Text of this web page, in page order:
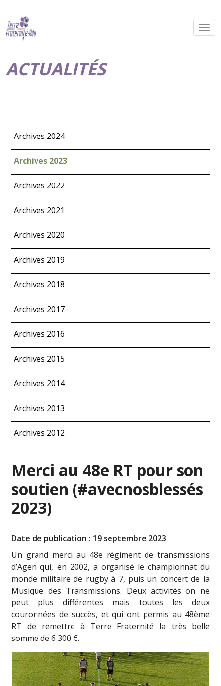
ACTUALITÉS
Archives 2024
Archives 2023
Archives 2022
Archives 2021
Archives 2020
Archives 2019
Archives 2018
Archives 2017
Archives 2016
Archives 2015
Archives 2014
Archives 2013
Archives 2012
Merci au 48e RT pour son
soutien (#avecnosblessés
2023)
Date de publication : 19 septembre 2023
Un grand merci au 48e régiment de transmissions
d’Agen qui, en 2002, a organisé le championnat du
monde militaire de rugby à 7, puis un concert de la
Musique des Transmissions. Deux activités on ne
peut plus différentes mais toutes les deux
couronnées de succès, et qui ont permis au 48ème
RT de remettre à Terre Fraternité la très belle
somme de 6 300 €.